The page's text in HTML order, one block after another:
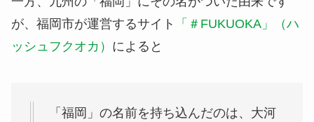
が、福岡市が運営するサイト
「＃FUKUOKA」（ハ
ッシュフクオカ） によると
「福岡」の名前を持ち込んだのは、大河